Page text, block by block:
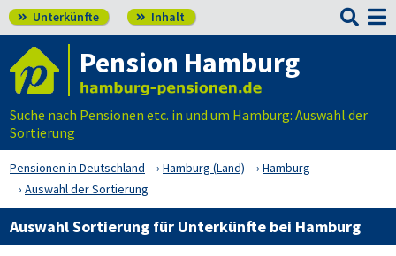
 Unterkünfte  Inhalt 
Pension Hamburg
Suche nach Pensionen etc. in und um Hamburg: Auswahl der
Sortierung
Pensionen in Deutschland Hamburg (Land)
Hamburg
Auswahl der Sortierung
Auswahl Sortierung für Unterkünfte bei Hamburg